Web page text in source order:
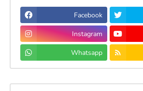
Facebook
Instagram
Whatsapp